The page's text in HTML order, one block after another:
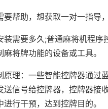
要帮助，想获取一对一指导
装需要多久;普通麻将机程
将牌功能的设备或工具。
原理：一些智能控牌器通过
送信号给控牌器，控牌器接
行干预，达到控牌目的。